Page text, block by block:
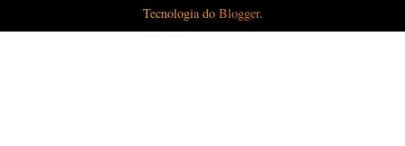
Tecnologia do Blogger.